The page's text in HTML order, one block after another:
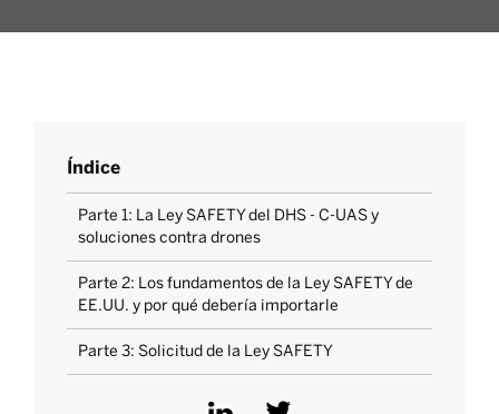
Índice
Parte 1: La Ley SAFETY del DHS - C-UAS y
soluciones contra drones
Parte 2: Los fundamentos de la Ley SAFETY de
EE.UU. y por qué debería importarle
Parte 3: Solicitud de la Ley SAFETY